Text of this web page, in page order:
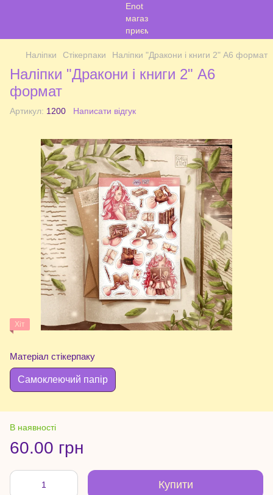
Наліпки Стікерпаки Наліпки "Дракони і книги 2" А6 формат
Наліпки "Дракони і книги 2" А6
формат
Артикул: 1200 Написати відгук
Хіт
Матеріал стікерпаку
Самоклеючий папір
В наявності
60.00 грн
Купити